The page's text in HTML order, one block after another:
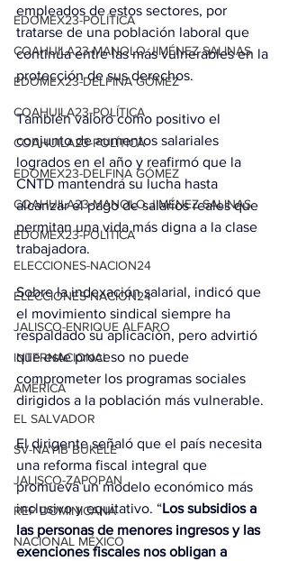
EDOMEX23-POLÍTICA
COAHUILA23-MANOLO JIMÉNEZ SALINAS
EDOMEX23-DELFINA GÓMEZ
COAHUILA23-POLÍTICA
COAHUILA23-POLÍTICA
EDOMEX23-DELFINA GÓMEZ
COAHUILA23-MANOLO JIMÉNEZ SALINAS
EDOMEX23-POLÍTICA
ELECCIONES-NACION24
ELECCIONES-NACION24
JALISCO-ENRIQUE ALFARO
INTERNACIONAL
AMÉRICA
EL SALVADOR
SV-NAYIB BUKELE
JALISCO-ZAPOPAN
REP DOMINICANA
NACIONAL MÉXICO
empleados de estos sectores, por
tratarse de una población laboral que
continúa entre las más vulnerables en la
protección de sus derechos.
También valoró como positivo el
conjunto de aumentos salariales
logrados en el año y reafirmó que la
CNTD mantendrá su lucha hasta
alcanzar el pago de salarios reales que
permitan una vida más digna a la clase
trabajadora.
Sobre la indexación salarial, indicó que
el movimiento sindical siempre ha
respaldado su aplicación, pero advirtió
que este proceso no puede
comprometer los programas sociales
dirigidos a la población más vulnerable.
El dirigente señaló que el país necesita
una reforma fiscal integral que
promueva un modelo económico más
inclusivo y equitativo. “Los subsidios a
las personas de menores ingresos y las
exenciones fiscales nos obligan a